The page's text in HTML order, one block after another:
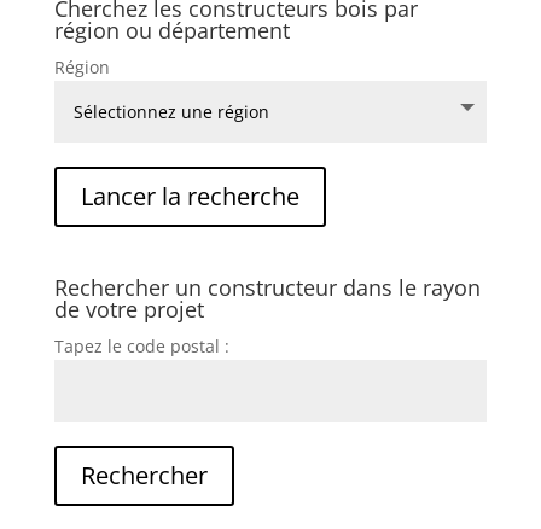
Cherchez les constructeurs bois par
région ou département
Région
Rechercher un constructeur dans le rayon
de votre projet
Tapez le code postal :